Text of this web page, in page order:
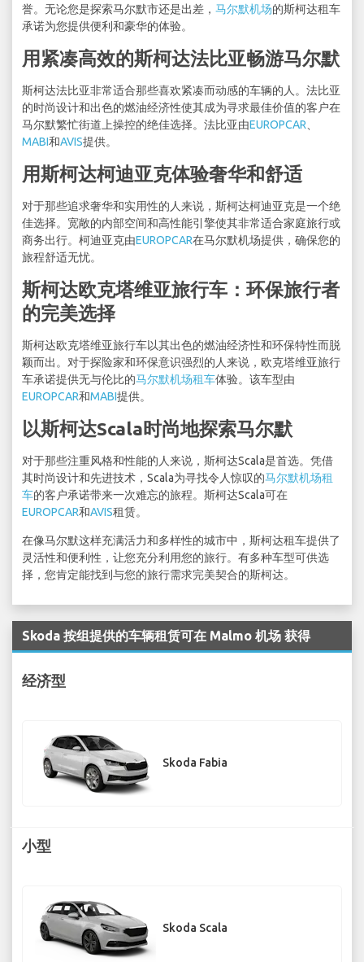
誉。无论您是探索马尔默市还是出差， 马尔默机场的斯柯达租车
承诺为您提供便利和豪华的体验。
用紧凑高效的斯柯达法比亚畅游马尔默
斯柯达法比亚非常适合那些喜欢紧凑而动感的车辆的人。法比亚
的时尚设计和出色的燃油经济性使其成为寻求最佳价值的客户在
马尔默繁忙街道上操控的绝佳选择。法比亚由EUROPCAR
MABI和AVIS提供。
用斯柯达柯迪亚克体验奢华和舒适
对于那些追求奢华和实用性的人来说，斯柯达柯迪亚克是一个绝
佳选择。宽敞的内部空间和高性能引擎使其非常适合家庭旅行或
商务出行。柯迪亚克由EUROPCAR在马尔默机场提供，确保您的
旅程舒适无忧。
斯柯达欧克塔维亚旅行车：环保旅行者
的完美选择
斯柯达欧克塔维亚旅行车以其出色的燃油经济性和环保特性而脱
颖而出。对于探险家和环保意识强烈的人来说，欧克塔维亚旅行
车承诺提供无与伦比的马尔默机场租车体验。该车型由
EUROPCAR和MABI提供。
以斯柯达Scala时尚地探索马尔默
对于那些注重风格和性能的人来说，斯柯达Scala是首选。凭借
其时尚设计和先进技术，Scala为寻找令人惊叹的马尔默机场租
车的客户承诺带来一次难忘的旅程。斯柯达Scala可在
EUROPCAR和AVIS租赁。
在像马尔默这样充满活力和多样性的城市中，斯柯达租车提供了
灵活性和便利性，让您充分利用您的旅行。有多种车型可供选
择，您肯定能找到与您的旅行需求完美契合的斯柯达。
Skoda 按组提供的车辆租赁可在 Malmo 机场 获得
经济型
Skoda Fabia
小型
Skoda Scala